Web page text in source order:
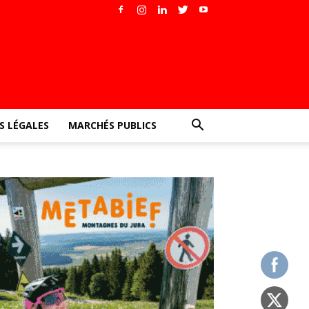
LÉGALES MARCHÉS PUBLICS